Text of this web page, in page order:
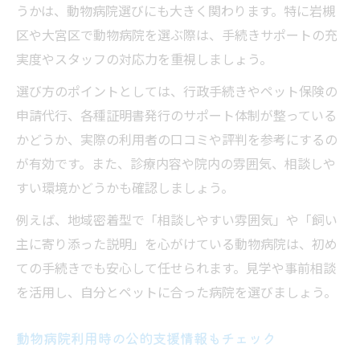
うかは、動物病院選びにも大きく関わります。特に岩槻
区や大宮区で動物病院を選ぶ際は、手続きサポートの充
実度やスタッフの対応力を重視しましょう。
選び方のポイントとしては、行政手続きやペット保険の
申請代行、各種証明書発行のサポート体制が整っている
かどうか、実際の利用者の口コミや評判を参考にするの
が有効です。また、診療内容や院内の雰囲気、相談しや
すい環境かどうかも確認しましょう。
例えば、地域密着型で「相談しやすい雰囲気」や「飼い
主に寄り添った説明」を心がけている動物病院は、初め
ての手続きでも安心して任せられます。見学や事前相談
を活用し、自分とペットに合った病院を選びましょう。
動物病院利用時の公的支援情報もチェック